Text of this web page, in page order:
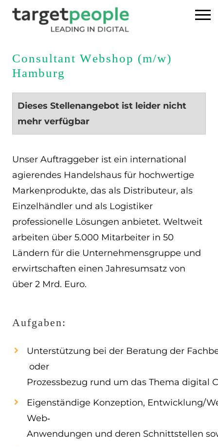
Home
Referenzen
News
DE
EN
ES
Consultant Webshop (m/w)
Hamburg
Dieses Stellenangebot ist leider nicht
mehr verfügbar
Unser Auftraggeber ist ein international
agierendes Handelshaus für hochwertige
Markenprodukte, das als Distributeur, als
Einzelhändler und als Logistiker
professionelle Lösungen anbietet. Weltweit
arbeiten über 5.000 Mitarbeiter in 50
Ländern für die Unternehmensgruppe und
erwirtschaften einen Jahresumsatz von
über 2 Mrd. Euro.
Aufgaben:
Unterstützung bei der Beratung der
oder
Prozessbezug rund um das Thema digital
Eigenständige Konzeption, Entwicklung/
Web‐
Anwendungen und deren Schnittstellen